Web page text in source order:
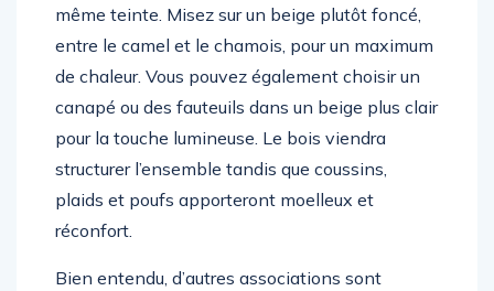
même teinte. Misez sur un beige plutôt foncé,
entre le camel et le chamois, pour un maximum
de chaleur. Vous pouvez également choisir un
canapé ou des fauteuils dans un beige plus clair
pour la touche lumineuse. Le bois viendra
structurer l’ensemble tandis que coussins,
plaids et poufs apporteront moelleux et
réconfort.
Bien entendu, d’autres associations sont